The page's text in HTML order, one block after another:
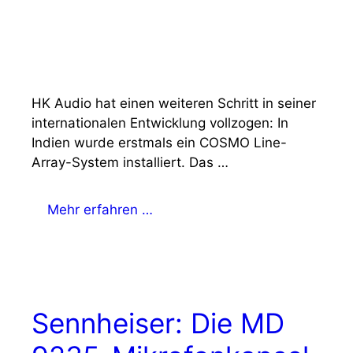
HK Audio hat einen weiteren Schritt in seiner
internationalen Entwicklung vollzogen: In
Indien wurde erstmals ein COSMO Line-
Array-System installiert. Das …
Mehr erfahren …
Sennheiser: Die MD